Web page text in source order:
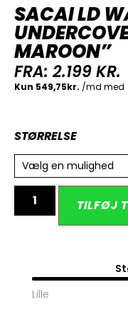
SACAI LD
MAROON”
FRA: 2.199KR.
STØRRELSE
Vælg en mulighed
TILFØJ
Lille